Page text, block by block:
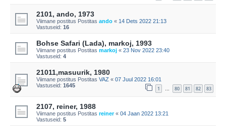
2101, ando, 1973
Viimane postitus Postitas ando « 14 Dets 2022 21:13
Vastuseid: 16
Bohse Safari (Lada), markoj, 1993
Viimane postitus Postitas markoj « 23 Nov 2022 23:40
Vastuseid: 4
21011,masuurik, 1980
Viimane postitus Postitas VAZ « 07 Juul 2022 16:01
Vastuseid: 1645 1 … 80 81 82 83
2107, reiner, 1988
Viimane postitus Postitas reiner« 04 Jaan 2022 13:21
Vastuseid: 5